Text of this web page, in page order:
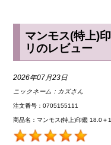
マンモス(特上)
リのレビュー
2026年07月23日
ニックネーム： カズさん
注文番号：0705155111
商品名：マンモス(特上)印鑑 18.0